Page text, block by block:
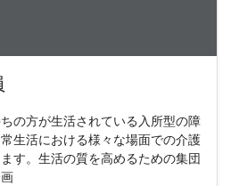
の方が生活されている入所型の障
生活における様々な場面での介護
す。生活の質を高めるための集団